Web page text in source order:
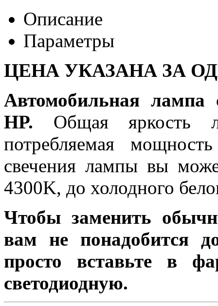
Описание
Параметры
ЦЕНА УКАЗАНА ЗА
Автомобильная
HP. Общая яркость
потребляемая
свечения лампы вы
4300K, до холодного
Чтобы заменить
вам не понадобится
просто вставьте в
светодиодную.